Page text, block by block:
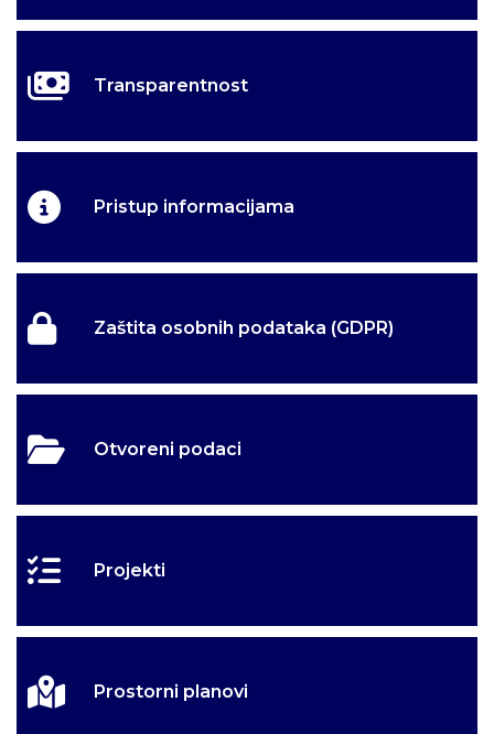
Transparentnost
Pristup informacijama
Zaštita osobnih podataka (GDPR)
Otvoreni podaci
Projekti
Prostorni planovi